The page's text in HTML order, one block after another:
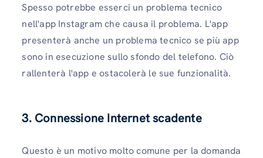
Spesso potrebbe esserci un problema tecnico
nell'app Instagram che causa il problema. L'app
presenterà anche un problema tecnico se più app
sono in esecuzione sullo sfondo del telefono. Ciò
rallenterà l'app e ostacolerà le sue funzionalità.
3. Connessione Internet scadente
Questo è un motivo molto comune per la domanda